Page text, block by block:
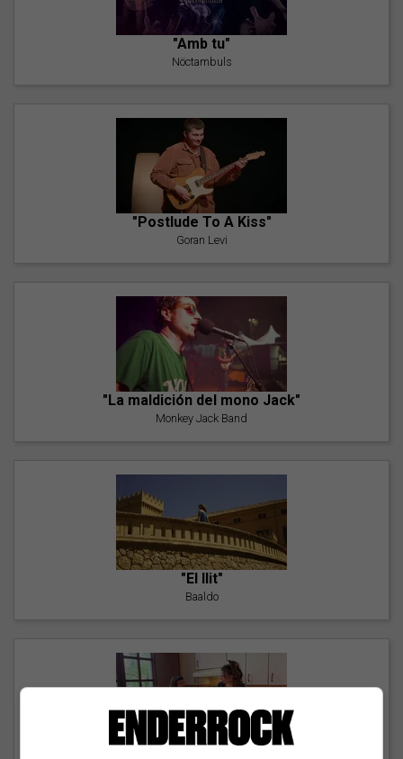
"Amb tu"
Nöctambuls
"Postlude To A Kiss"
Goran Levi
"La maldición del mono Jack"
Monkey Jack Band
"El llit"
Baaldo